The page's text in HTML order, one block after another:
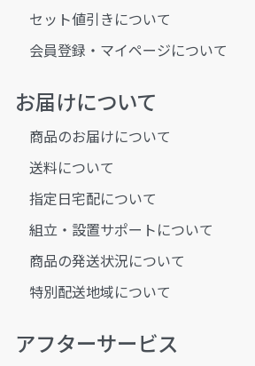
セット値引きについて
会員登録・マイページについて
お届けについて
商品のお届けについて
送料について
指定日宅配について
組立・設置サポートについて
商品の発送状況について
特別配送地域について
アフターサービス